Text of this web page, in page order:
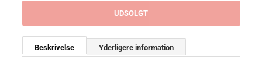
UDSOLGT
Beskrivelse Yderligere information